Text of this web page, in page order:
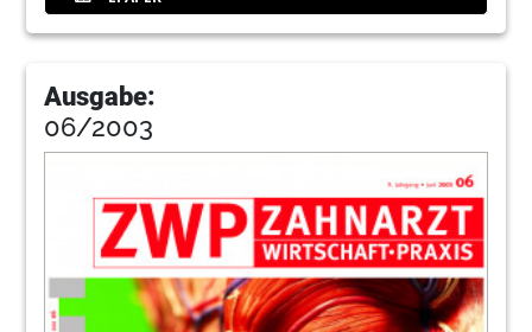
Ausgabe:
06/2003